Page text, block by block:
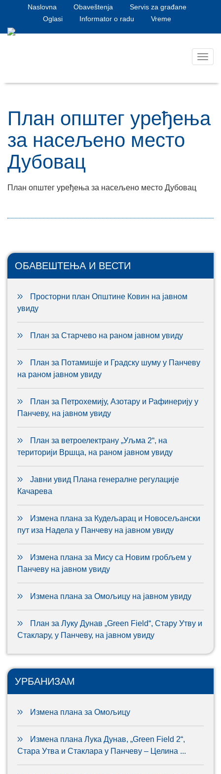
Naslovna Obaveštenja
Servis za građane
Oglasi
Informator o radu Vreme
План општег уређења
за насељено место
Дубовац
План општег уређења за насељено место Дубовац
ОБАВЕШТЕЊА И ВЕСТИ
Просторни план Општине Ковин на јавном
увиду
План за Старчево на раном јавном увиду
План за Потамишје и Градску шуму у Панчеву
на раном јавном увиду
План за Петрохемију, Азотару и Рафинерију у
Панчеву, на јавном увиду
План за ветроелектрану „Уљма 2“, на
територији Вршца, на раном јавном увиду
Јавни увид Плана генералне регулације
Качарева
Измена плана за Кудељарац и Новосељански
пут иза Надела у Панчеву на јавном увиду
Измена плана за Мису са Новим гробљем у
Панчеву на јавном увиду
Измена плана за Омољицу на јавном увиду
План за Луку Дунав „Green Field“, Стару Утву и
Стаклару, у Панчеву, на јавном увиду
УРБАНИЗАМ
Измена плана за Омољицу
Измена плана Лука Дунав, „Green Field 2“,
Стара Утва и Стаклара у Панчеву – Целина ...